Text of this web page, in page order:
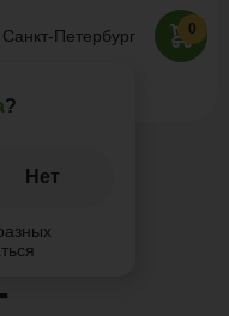
Санкт-Петербург
?
Нет
Заказать звонок
0
для